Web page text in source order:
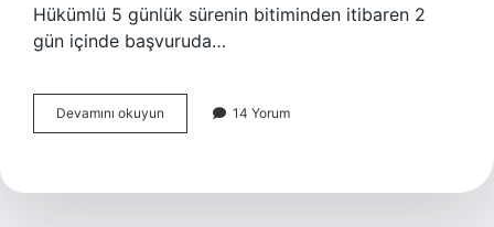
Hükümlü 5 günlük sürenin bitiminden itibaren 2
gün içinde başvuruda…
Devamını okuyun Salıverilme
Ne
14 Yorum